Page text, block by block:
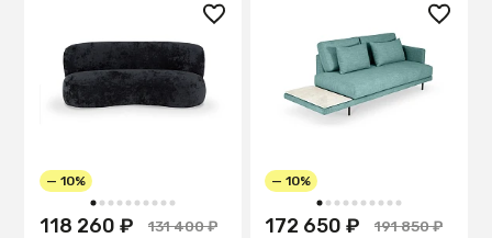
1 2 3 4 5 6 7 8 9 10
— 10%
118 260 ₽
131 400 ₽
1 2 3 4 5 6 7 8 9 10
— 10%
172 650 ₽
191 850 ₽